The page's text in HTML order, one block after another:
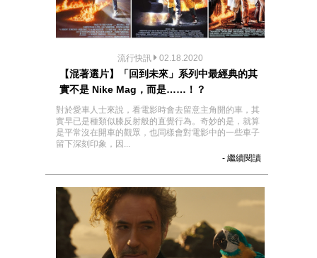
流行快訊 02.18.2020
【混著選片】「回到未來」系列中最經典的其
實不是 Nike Mag，而是……！？
對於愛車人士來說，看電影時會去留意主角開的車，其
實早已是種類似膝反射般的直覺行為。奇妙的是，就算
是平常沒在開車的觀眾，也同樣會對電影中的一些車子
留下深刻印象，因...
- 繼續閱讀